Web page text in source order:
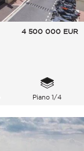
4 500 000 EUR
Piano 1/4